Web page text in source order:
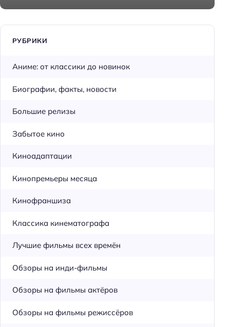
РУБРИКИ
Аниме: от классики до новинок
Биографии, факты, новости
Большие релизы
Забытое кино
Киноадаптации
Кинопремьеры месяца
Кинофраншиза
Классика кинематографа
Лучшие фильмы всех времён
Обзоры на инди-фильмы
Обзоры на фильмы актёров
Обзоры на фильмы режиссёров